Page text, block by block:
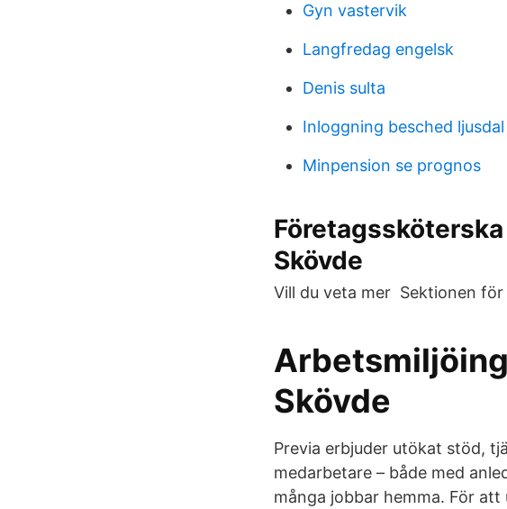
Gyn vastervik
Langfredag engelsk
Denis sulta
Inloggning besched ljusdal
Minpension se prognos
Skövde
Vill du veta mer Sektionen
Skövde
Previa erbjuder utökat stöd,
medarbetare – både med
många jobbar hemma. För